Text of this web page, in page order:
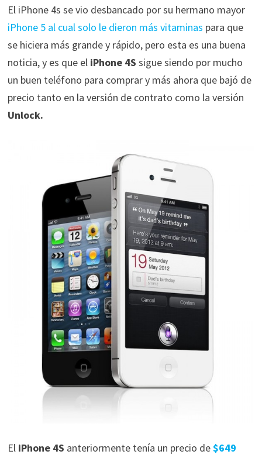
El iPhone 4s se vio desbancado por su hermano mayor
iPhone 5 al cual solo le dieron más vitaminas para que
se hiciera más grande y rápido, pero esta es una buena
noticia, y es que eliPhone 4S sigue siendo por mucho
un buen teléfono para comprar y más ahora que bajó de
precio tanto en la versión de contrato como la versión
Unlock.
El iPhone 4S anteriormente tenía un precio de$649